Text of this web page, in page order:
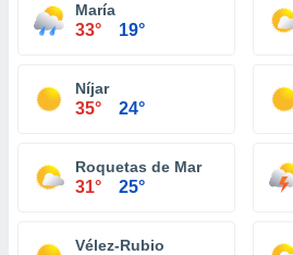
María
33° 19°
Níjar
35° 24°
Roquetas de Mar
31° 25°
Vélez-Rubio